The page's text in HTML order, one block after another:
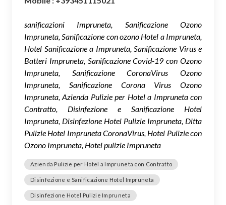
sanificazioni Impruneta, Sanificazione Ozono
Impruneta, Sanificazione con ozono Hotel a Impruneta,
Hotel Sanificazione a Impruneta, Sanificazione Virus e
Batteri Impruneta, Sanificazione Covid-19 con Ozono
Impruneta, Sanificazione CoronaVirus Ozono
Impruneta, Sanificazione Corona Virus Ozono
Impruneta, Azienda Pulizie per Hotel a Impruneta con
Contratto, Disinfezione e Sanificazione Hotel
Impruneta, Disinfezione Hotel Pulizie Impruneta, Ditta
Pulizie Hotel Impruneta CoronaVirus, Hotel Pulizie con
Ozono Impruneta, Hotel pulizie Impruneta
Azienda Pulizie per Hotel a Impruneta con Contratto
Disinfezione e Sanificazione Hotel Impruneta
Disinfezione Hotel Pulizie Impruneta